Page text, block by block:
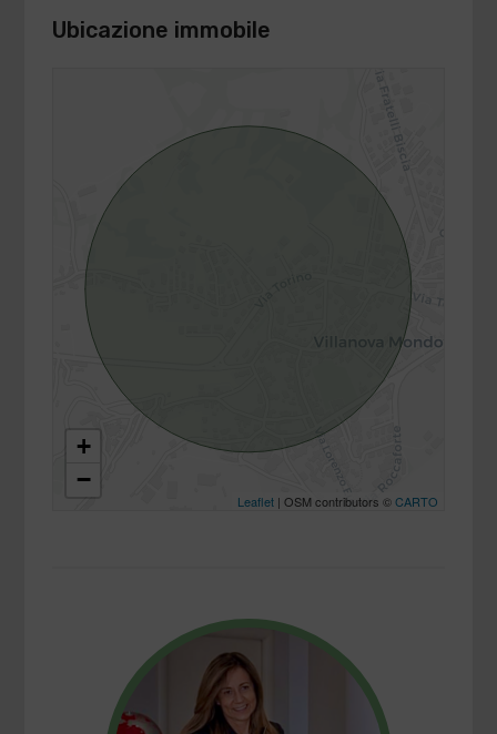
Ubicazione immobile
+
−
Leaflet| OSM contributors ©CARTO